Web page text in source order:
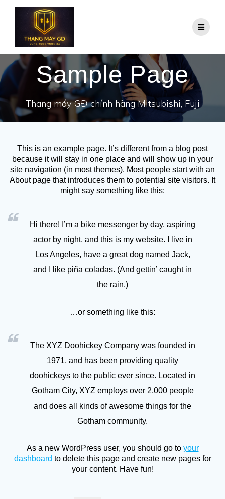
Sample Page
Thang máy GĐ chính hãng Mitsubishi, Fuji
This is an example page. It’s different from a blog post
because it will stay in one place and will show up in your
site navigation (in most themes). Most people start with an
About page that introduces them to potential site visitors. It
might say something like this:
Hi there! I’m a bike messenger by day, aspiring
actor by night, and this is my website. I live in
Los Angeles, have a great dog named Jack,
and I like piña coladas. (And gettin’ caught in
the rain.)
…or something like this:
The XYZ Doohickey Company was founded in
1971, and has been providing quality
doohickeys to the public ever since. Located in
Gotham City, XYZ employs over 2,000 people
and does all kinds of awesome things for the
Gotham community.
As a new WordPress user, you should go to your
dashboard to delete this page and create new pages for
your content. Have fun!